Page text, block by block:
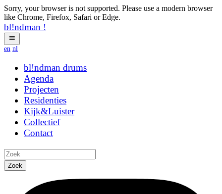
Sorry, your browser is not supported. Please use a modern browser
like Chrome, Firefox, Safari or Edge.
bl!ndman !
en nl
bl!ndman strings
Agenda
Projecten
Residenties
Kijk&Luister
Collectief
Contact
Zoek